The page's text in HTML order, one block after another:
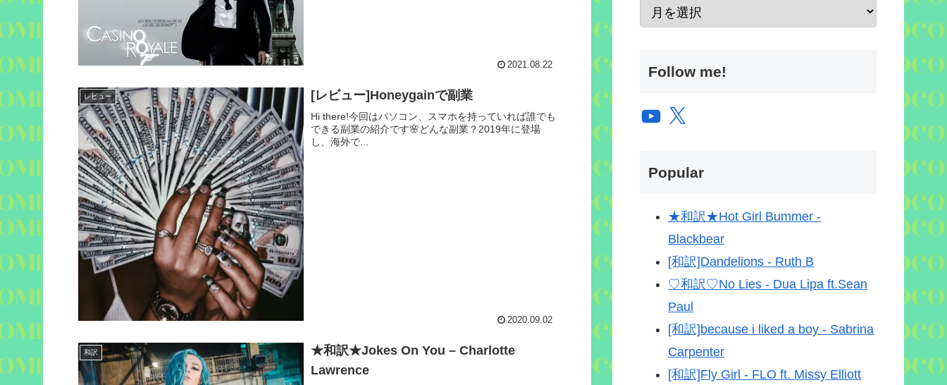
2021.08.22
レビュー [レビュー]Honeygainで副業
Hi there!今回はパソコン、スマホを持っていれば誰でも
できる副業の紹介です🌸どんな副業？2019年に登場
し、海外で...
2020.09.02
和訳
★和訳★Jokes On You – Charlotte
Lawrence
Follow me!
YouTube
X
Popular
★和訳★Hot Girl Bummer -
Blackbear
[和訳]Dandelions - Ruth B
♡和訳♡No Lies - Dua Lipa ft.Sean
Paul
[和訳]because i liked a boy - Sabrina
Carpenter
[和訳]Fly Girl - FLO ft. Missy Elliott